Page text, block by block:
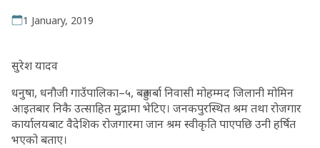
1 January, 2019
सुरेश यादव
धनुषा, धनौजी गाउँपालिका–५, बहुअर्बा निवासी मोहम्मद जिलानी मोमिन
आइतबार निकै उत्साहित मुद्रामा भेटिए। जनकपुरस्थित श्रम तथा रोजगार
कार्यालयबाट वैदेशिक रोजगारमा जान श्रम स्वीकृति पाएपछि उनी हर्षित
भएको बताए।